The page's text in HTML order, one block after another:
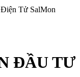
ĐẦU TƯ